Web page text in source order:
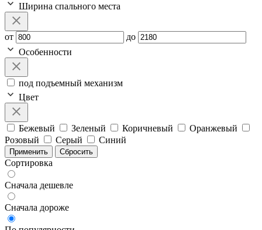
Ширина спального места
от
до
Особенности
под подъемный механизм
Цвет
Бежевый Зеленый Коричневый
Оранжевый
Розовый
Серый Синий
Применить Сбросить
Сортировка
Сначала дешевле
Сначала дороже